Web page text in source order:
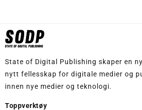
State of Digital Publishing skaper en
nytt fellesskap for digitale medier og
innen nye medier og teknologi.
Toppverktøy